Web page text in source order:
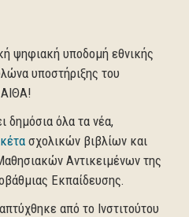
ψηφιακή υποδομή εθνικής
υποστήριξης του
δημόσια όλα τα νέα,
σχολικών βιβλίων και
Αντικειμένων της
Εκπαίδευσης.
από το Ινστιτούτου